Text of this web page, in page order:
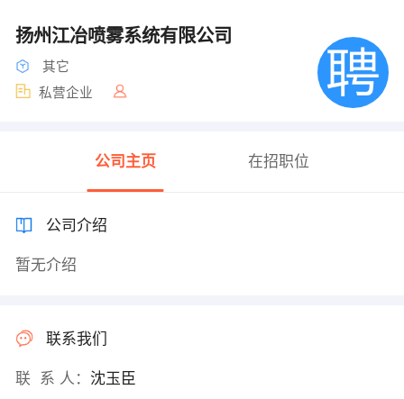
扬州江冶喷雾系统有限公司
其它
私营企业
公司主页 在招职位
公司介绍
暂无介绍
联系我们
联 系 人： 沈玉臣